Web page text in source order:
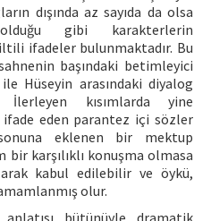
dışında az sayıda da olsa
gibi karakterlerin
ifadeler bulunmaktadır. Bu
başındaki betimleyici
Hüseyin arasındaki diyalog
İlerleyen kısımlarda yine
ifade eden parantez içi sözler
eklenen bir mektup
bir karşılıklı konuşma olmasa
kabul edilebilir ve öykü,
olur.
anlatısı bütünüyle dramatik